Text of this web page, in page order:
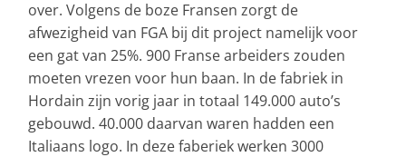
over. Volgens de boze Fransen zorgt de
afwezigheid van FGA bij dit project namelijk voor
een gat van 25%. 900 Franse arbeiders zouden
moeten vrezen voor hun baan. In de fabriek in
Hordain zijn vorig jaar in totaal 149.000 auto’s
gebouwd. 40.000 daarvan waren hadden een
Italiaans logo. In deze faberiek werken 3000